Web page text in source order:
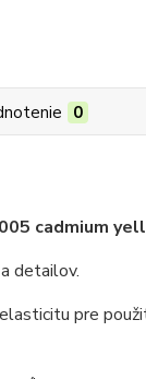
0
005 cadmium
detailov.
pre